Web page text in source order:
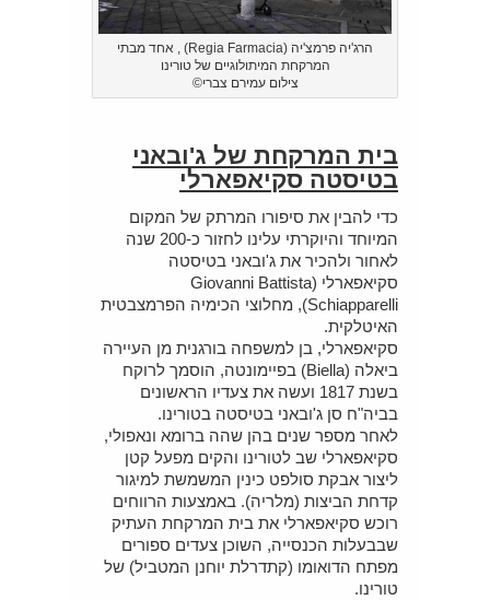
הרג'יה פרמצ'יה (Regia Farmacia) , אחד מבתי
המרקחת המיתולוגיים של טורינו
צילום עמירם צברי©
בית המרקחת של ג'ובאני
בטיסטה סקיאפארלי
כדי להבין את סיפורו המרתק של המקום
המיוחד והיוקרתי עלינו לחזור כ-200 שנה
לאחור ולהכיר את ג'ובאני בטיסטה
סקיאפארלי (Giovanni Battista
Schiapparelli), מחלוצי הכימיה הפרמצבטית
האיטלקית.
סקיאפארלי, בן למשפחה בורגנית מן העיירה
ביאלה (Biella) בפיימונטה, הוסמך לרוקח
בשנת 1817 ועשה את צעדיו הראשונים
בביה"ח סן ג'ובאני בטיסטה בטורינו.
לאחר מספר שנים בהן שהה ברומא ונאפולי,
סקיאפארלי שב לטורינו והקים מפעל קטן
ליצור אבקת סולפט כינין המשמשת למיגור
קדחת הביצות (מלריה). באמצעות הרווחים
רוכש סקיאפארלי את בית המרקחת העתיק
שבבעלות הכנסייה, השוכן צעדים ספורים
מפתח הדואומו (קתדרלת יוחנן המטביל) של
טורינו.